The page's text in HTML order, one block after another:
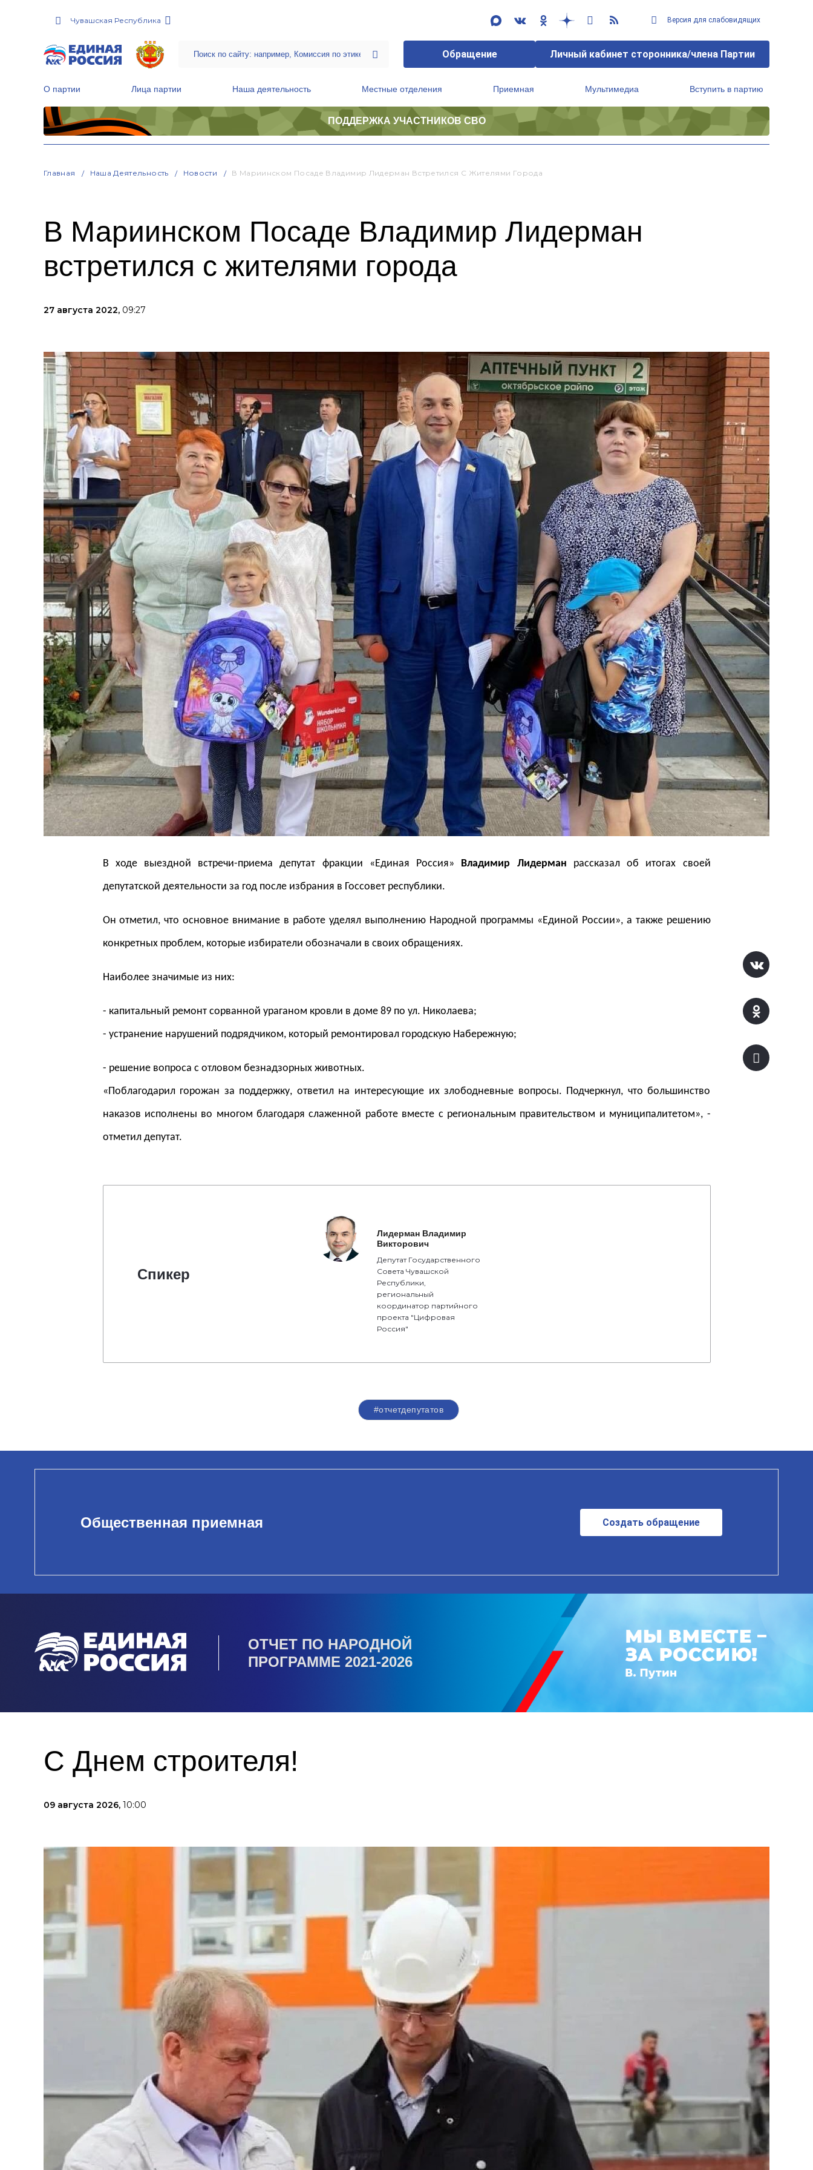
Чувашская Республика Версия для слабовидящих
Обращение Личный кабинет сторонника/члена Партии
О партии Лица партии Наша деятельность Местные отделения Приемная Мультимедиа Вступить в партию
ПОДДЕРЖКА УЧАСТНИКОВ СВО
Главная Наша Деятельность Новости В Мариинском Посаде Владимир Лидерман Встретился С Жителями Города
В Мариинском Посаде Владимир Лидерман
встретился с жителями города
27 августа 2022, 09:27
В ходе выездной встречи-приема депутат фракции «Единая Россия» Владимир Лидерман рассказал об итогах своей
депутатской деятельности за год после избрания в Госсовет республики.
Он отметил, что основное внимание в работе уделял выполнению Народной программы «Единой России», а также решению
конкретных проблем, которые избиратели обозначали в своих обращениях.
Наиболее значимые из них:
- капитальный ремонт сорванной ураганом кровли в доме 89 по ул. Николаева;
- устранение нарушений подрядчиком, который ремонтировал городскую Набережную;
- решение вопроса с отловом безнадзорных животных.
«Поблагодарил горожан за поддержку, ответил на интересующие их злободневные вопросы. Подчеркнул, что большинство
наказов исполнены во многом благодаря слаженной работе вместе с региональным правительством и муниципалитетом», -
отметил депутат.
Спикер
Лидерман Владимир
Викторович
Депутат Государственного
Совета Чувашской
Республики,
региональный
координатор партийного
проекта "Цифровая
Россия"
#отчетдепутатов
Общественная приемная Создать обращение
ОТЧЕТ ПО НАРОДНОЙ
ПРОГРАММЕ 2021-2026
С Днем строителя!
09 августа 2026, 10:00